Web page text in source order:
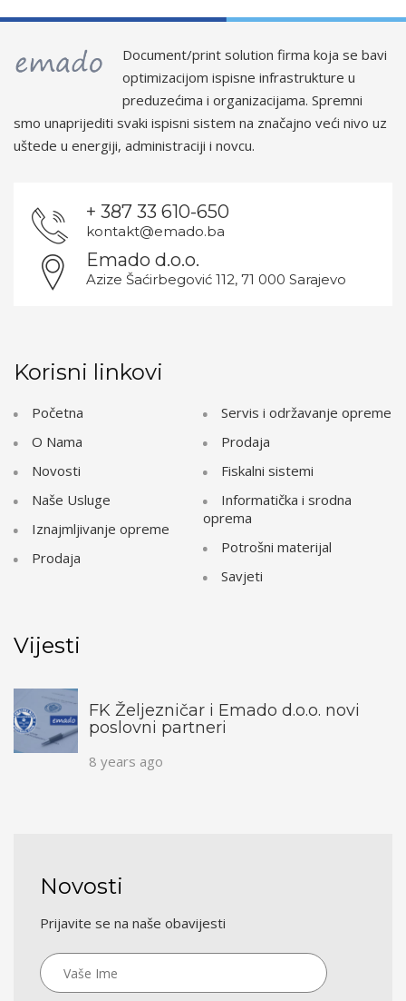
Document/print solution firma koja se bavi
optimizacijom ispisne infrastrukture u
preduzećima i organizacijama. Spremni
smo unaprijediti svaki ispisni sistem na značajno veći nivo uz
uštede u energiji, administraciji i novcu.
+ 387 33 610-650
kontakt@emado.ba
Emado d.o.o.
Azize Šaćirbegović 112, 71 000 Sarajevo
Korisni linkovi
Početna
O Nama
Novosti
Naše Usluge
Iznajmljivanje opreme
Prodaja
Servis i održavanje opreme
Prodaja
Fiskalni sistemi
Informatička i srodna
oprema
Potrošni materijal
Savjeti
Vijesti
FK Željezničar i Emado d.o.o. novi
poslovni partneri
8 years ago
Novosti
Prijavite se na naše obavijesti